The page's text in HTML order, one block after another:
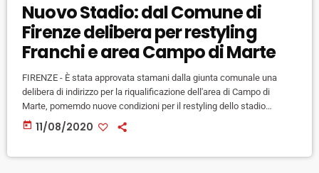
Nuovo Stadio: dal Comune di
Firenze delibera per restyling
Franchi e area Campo di Marte
FIRENZE - È stata approvata stamani dalla giunta comunale una
delibera di indirizzo per la riqualificazione dell'area di Campo di
Marte, pomemdo nuove condizioni per il restyling dello stadio
Artemio Franchi. "Cominciamo già ora a lavorare per la
riqualificazione dell'area - ha detto il sindaco Dario Nardella,
today 11/08/2020